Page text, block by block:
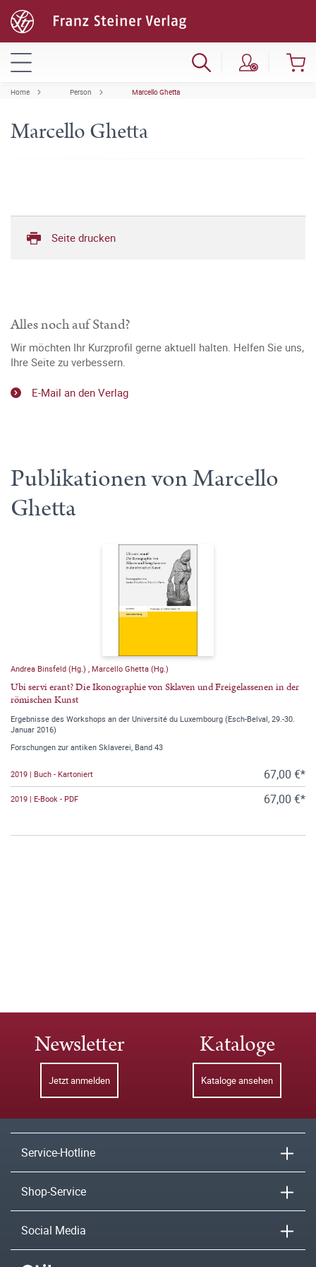
Home Person Marcello Ghetta
Marcello Ghetta
Seite drucken
Alles noch auf Stand?
Wir möchten Ihr Kurzprofil gerne aktuell halten. Helfen Sie uns,
Ihre Seite zu verbessern.
E-Mail an den Verlag
Publikationen von Marcello
Ghetta
Andrea Binsfeld (Hg.) Marcello Ghetta (Hg.)
Ubi servi erant? Die Ikonographie von Sklaven und Freigelassenen in der
römischen Kunst
Ergebnisse des Workshops an der Université du Luxembourg (Esch-Belval, 29.-30.
Januar 2016)
Forschungen zur antiken Sklaverei, Band 43
2019 | Buch - Kartoniert 67,00 €*
2019 | E-Book - PDF 67,00 €*
Newsletter
Jetzt anmelden
Kataloge
Kataloge ansehen
Service-Hotline
Shop-Service
Social Media